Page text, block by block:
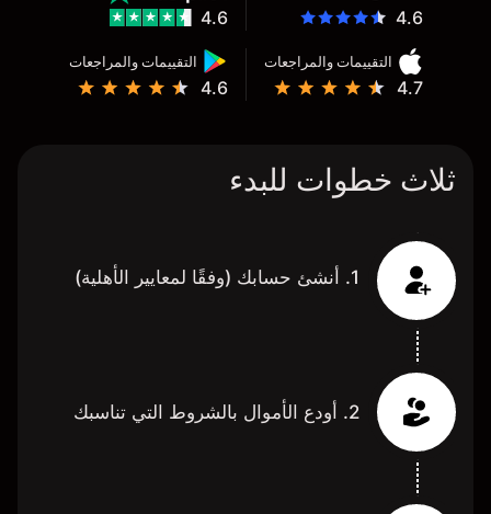
4.6
التقييمات والمراجعات
4.7
التقييمات والمراجعات
4.6
4.6
ثلاث خطوات للبدء
1. أنشئ حسابك (وفقًا لمعايير الأهلية)
2. أودع الأموال بالشروط التي تناسبك